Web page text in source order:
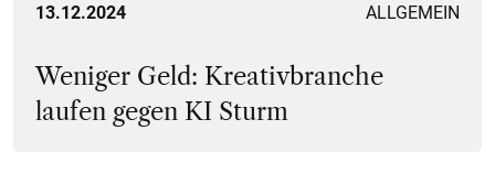
13.12.2024 ALLGEMEIN
Weniger Geld: Kreativbranche
laufen gegen KI Sturm